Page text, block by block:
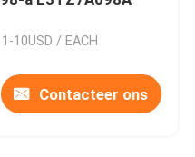
10USD / EACH
Contacteer ons